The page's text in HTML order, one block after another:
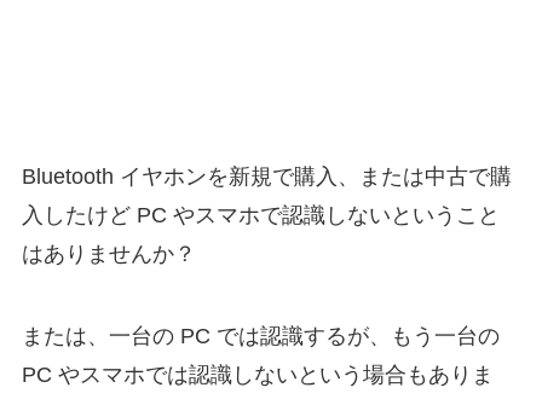
Bluetooth イヤホンを新規で購入、または中古で購
入したけど PC やスマホで認識しないということ
はありませんか？
または、一台の PC では認識するが、もう一台の
PC やスマホでは認識しないという場合もありま